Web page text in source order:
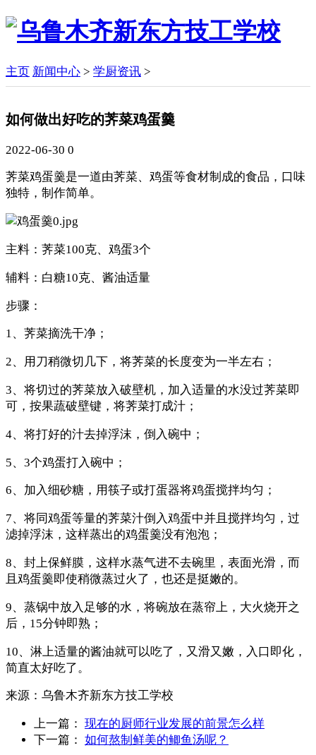
主页 新闻中心 > 学厨资讯 >
如何做出好吃的荠菜鸡蛋羹
2022-06-30 0
荠菜鸡蛋羹是一道由荠菜、鸡蛋等食材制成的食品，口味
独特，制作简单。
主料：荠菜100克、鸡蛋3个
辅料：白糖10克、酱油适量
步骤：
1、荠菜摘洗干净；
2、用刀稍微切几下，将荠菜的长度变为一半左右；
3、将切过的荠菜放入破壁机，加入适量的水没过荠菜即
可，按果蔬破壁键，将荠菜打成汁；
4、将打好的汁去掉浮沫，倒入碗中；
5、3个鸡蛋打入碗中；
6、加入细砂糖，用筷子或打蛋器将鸡蛋搅拌均匀；
7、将同鸡蛋等量的荠菜汁倒入鸡蛋中并且搅拌均匀，过
滤掉浮沫，这样蒸出的鸡蛋羹没有泡泡；
8、封上保鲜膜，这样水蒸气进不去碗里，表面光滑，而
且鸡蛋羹即使稍微蒸过火了，也还是挺嫩的。
9、蒸锅中放入足够的水，将碗放在蒸帘上，大火烧开之
后，15分钟即熟；
10、淋上适量的酱油就可以吃了，又滑又嫩，入口即化，
简直太好吃了。
来源： 乌鲁木齐新东方技工学校
上一篇： 现在的厨师行业发展的前景怎么样
下一篇： 如何熬制鲜美的鲫鱼汤呢？